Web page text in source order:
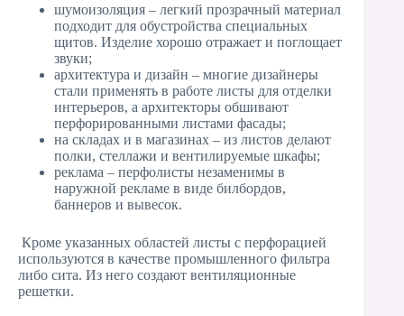
шумоизоляция – легкий прозрачный материал
подходит для обустройства специальных
щитов. Изделие хорошо отражает и поглощает
звуки;
архитектура и дизайн – многие дизайнеры
стали применять в работе листы для отделки
интерьеров, а архитекторы обшивают
перфорированными листами фасады;
на складах и в магазинах – из листов делают
полки, стеллажи и вентилируемые шкафы;
реклама – перфолисты незаменимы в
наружной рекламе в виде билбордов,
баннеров и вывесок.
​ Кроме указанных областей листы с перфорацией
используются в качестве промышленного фильтра
либо сита. Из него создают вентиляционные
решетки.